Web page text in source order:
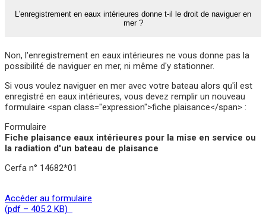
L'enregistrement en eaux intérieures donne t-il le droit de naviguer en
mer ?
Non, l'enregistrement en eaux intérieures ne vous donne pas la
possibilité de naviguer en mer, ni même d'y stationner.
Si vous voulez naviguer en mer avec votre bateau alors qu'il est
enregistré en eaux intérieures, vous devez remplir un nouveau
formulaire <span class="expression">fiche plaisance</span> :
Formulaire
Fiche plaisance eaux intérieures pour la mise en service ou
la radiation d'un bateau de plaisance
Cerfa n° 14682*01
Accéder au formulaire
(pdf – 405.2 KB)